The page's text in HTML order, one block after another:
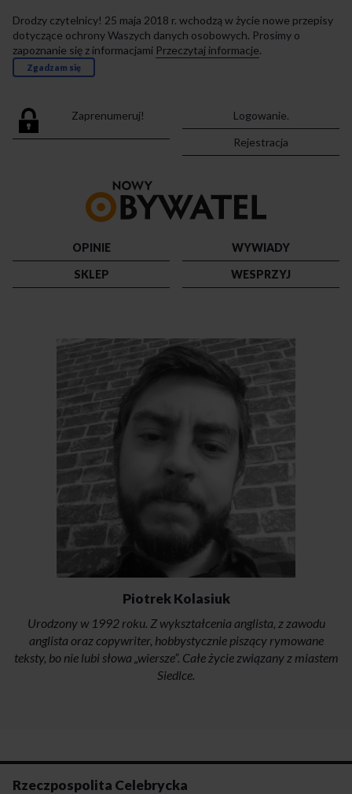
Drodzy czytelnicy! 25 maja 2018 r. wchodzą w życie nowe przepisy
dotyczące ochrony Waszych danych osobowych. Prosimy o
zapoznanie się z informacjami Przeczytaj informacje.
Zgadzam się
Zaprenumeruj!
Logowanie.
Rejestracja
strony
OPINIE
WYWIADY
SKLEP
WESPRZYJ
Piotrek Kolasiuk
Urodzony w 1992 roku. Z wykształcenia anglista, z zawodu
anglista oraz copywriter, hobbystycznie piszący rymowane
teksty, bo nie lubi słowa „wiersze”. Całe życie związany z miastem
Siedlce.
Rzeczpospolita Celebrycka